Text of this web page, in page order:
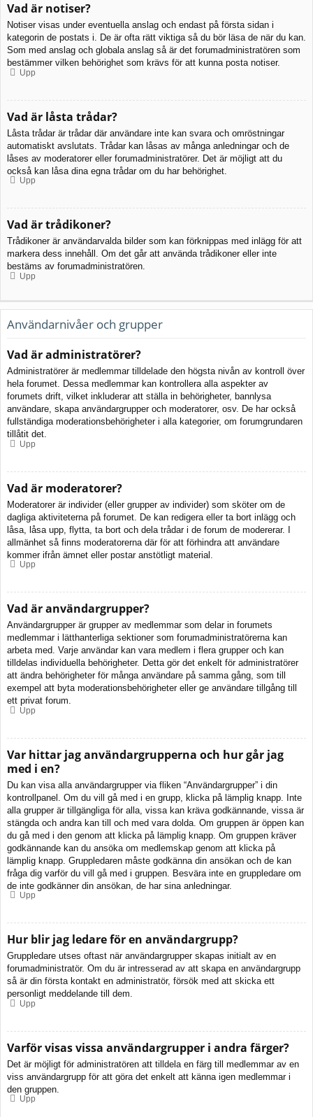
Vad är notiser?
Notiser visas under eventuella anslag och endast på första sidan i
kategorin de postats i. De är ofta rätt viktiga så du bör läsa de när du kan.
Som med anslag och globala anslag så är det forumadministratören som
bestämmer vilken behörighet som krävs för att kunna posta notiser.
Upp
Vad är låsta trådar?
Låsta trådar är trådar där användare inte kan svara och omröstningar
automatiskt avslutats. Trådar kan låsas av många anledningar och de
låses av moderatorer eller forumadministratörer. Det är möjligt att du
också kan låsa dina egna trådar om du har behörighet.
Upp
Vad är trådikoner?
Trådikoner är användarvalda bilder som kan förknippas med inlägg för att
markera dess innehåll. Om det går att använda trådikoner eller inte
bestäms av forumadministratören.
Upp
Användarnivåer och grupper
Vad är administratörer?
Administratörer är medlemmar tilldelade den högsta nivån av kontroll över
hela forumet. Dessa medlemmar kan kontrollera alla aspekter av
forumets drift, vilket inkluderar att ställa in behörigheter, bannlysa
användare, skapa användargrupper och moderatorer, osv. De har också
fullständiga moderationsbehörigheter i alla kategorier, om forumgrundaren
tillåtit det.
Upp
Vad är moderatorer?
Moderatorer är individer (eller grupper av individer) som sköter om de
dagliga aktiviteterna på forumet. De kan redigera eller ta bort inlägg och
låsa, låsa upp, flytta, ta bort och dela trådar i de forum de modererar. I
allmänhet så finns moderatorerna där för att förhindra att användare
kommer ifrån ämnet eller postar anstötligt material.
Upp
Vad är användargrupper?
Användargrupper är grupper av medlemmar som delar in forumets
medlemmar i lätthanterliga sektioner som forumadministratörerna kan
arbeta med. Varje användar kan vara medlem i flera grupper och kan
tilldelas individuella behörigheter. Detta gör det enkelt för administratörer
att ändra behörigheter för många användare på samma gång, som till
exempel att byta moderationsbehörigheter eller ge användare tillgång till
ett privat forum.
Upp
Var hittar jag användargrupperna och hur går jag
med i en?
Du kan visa alla användargrupper via fliken “Användargrupper” i din
kontrollpanel. Om du vill gå med i en grupp, klicka på lämplig knapp. Inte
alla grupper är tillgängliga för alla, vissa kan kräva godkännande, vissa är
stängda och andra kan till och med vara dolda. Om gruppen är öppen kan
du gå med i den genom att klicka på lämplig knapp. Om gruppen kräver
godkännande kan du ansöka om medlemskap genom att klicka på
lämplig knapp. Gruppledaren måste godkänna din ansökan och de kan
fråga dig varför du vill gå med i gruppen. Besvära inte en gruppledare om
de inte godkänner din ansökan, de har sina anledningar.
Upp
Hur blir jag ledare för en användargrupp?
Gruppledare utses oftast när användargrupper skapas initialt av en
forumadministratör. Om du är intresserad av att skapa en användargrupp
så är din första kontakt en administratör, försök med att skicka ett
personligt meddelande till dem.
Upp
Varför visas vissa användargrupper i andra färger?
Det är möjligt för administratören att tilldela en färg till medlemmar av en
viss användargrupp för att göra det enkelt att känna igen medlemmar i
den gruppen.
Upp